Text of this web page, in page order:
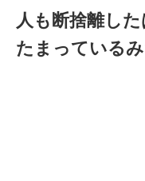
人も断捨離し
たまっているみ